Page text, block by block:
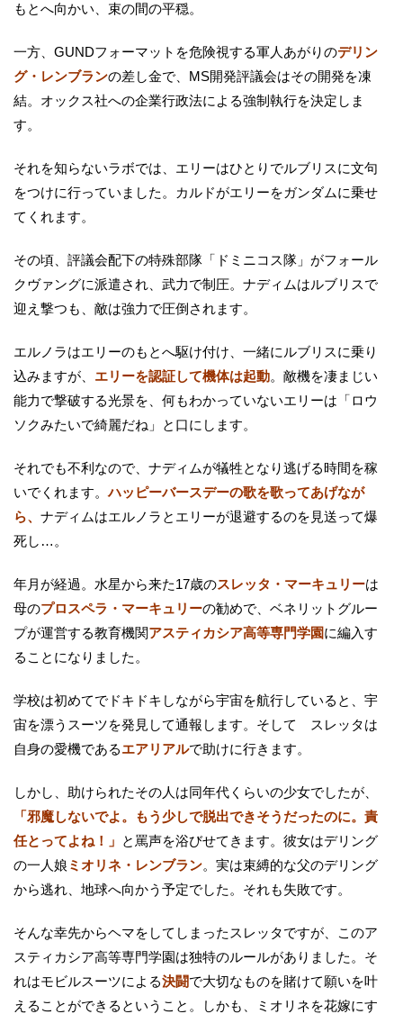
もとへ向かい、束の間の平穏。
一方、GUNDフォーマットを危険視する軍人あがりのデリン
グ・レンブランの差し金で、MS開発評議会はその開発を凍
結。オックス社への企業行政法による強制執行を決定しま
す。
それを知らないラボでは、エリーはひとりでルブリスに文句
をつけに行っていました。カルドがエリーをガンダムに乗せ
てくれます。
その頃、評議会配下の特殊部隊「ドミニコス隊」がフォール
クヴァングに派遣され、武力で制圧。ナディムはルブリスで
迎え撃つも、敵は強力で圧倒されます。
エルノラはエリーのもとへ駆け付け、一緒にルブリスに乗り
込みますが、 エリーを認証して機体は起動。敵機を凄まじい
能力で撃破する光景を、何もわかっていないエリーは「ロウ
ソクみたいで綺麗だね」と口にします。
それでも不利なので、ナディムが犠牲となり逃げる時間を稼
いでくれます。ハッピーバースデーの歌を歌ってあげなが
ら、 ナディムはエルノラとエリーが退避するのを見送って爆
死し…。
年月が経過。水星から来た17歳のスレッタ・マーキュリーは
母のプロスペラ・マーキュリーの勧めで、ベネリットグルー
プが運営する教育機関アスティカシア高等専門学園に編入す
ることになりました。
学校は初めてでドキドキしながら宇宙を航行していると、宇
宙を漂うスーツを発見して通報します。そして スレッタは
自身の愛機であるエアリアルで助けに行きます。
しかし、助けられたその人は同年代くらいの少女でしたが、
「邪魔しないでよ。もう少しで脱出できそうだったのに。責
任とってよね！」 と罵声を浴びせてきます。彼女はデリング
の一人娘 ミオリネ・レンブラン。実は束縛的な父のデリング
から逃れ、地球へ向かう予定でした。それも失敗です。
そんな幸先からヘマをしてしまったスレッタですが、このア
スティカシア高等専門学園は独特のルールがありました。そ
れはモビルスーツによる決闘で大切なものを賭けて願いを叶
えることができるということ。しかも、ミオリネを花嫁にす